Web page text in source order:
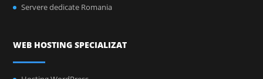
Servere dedicate Romania
WEB HOSTING SPECIALIZAT